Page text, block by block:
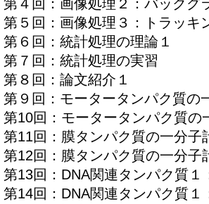
第４回：画像処理２：バックグ
第５回：画像処理３：トラッキ
第６回：統計処理の理論１
第７回：統計処理の実習
第８回：論文紹介１
第９回：モータータンパク質の
第10回：モータータンパク質
第11回：膜タンパク質の一分子
第12回：膜タンパク質の一分子
第13回：DNA関連タンパク質
第14回：DNA関連タンパク質１